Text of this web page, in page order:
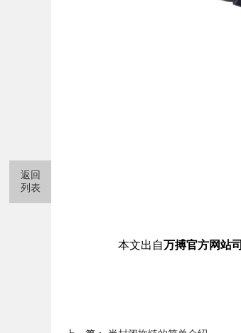
返回
列表
本文出自万搏官方网站司